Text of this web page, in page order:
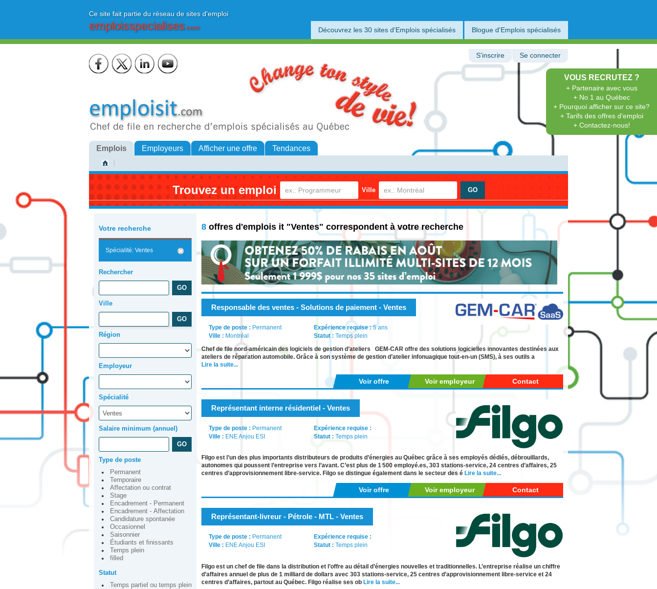
Ce site fait partie du réseau de sites d'emploi
emploisspecialises.com Découvrez les 30 sites d'Emplois spécialisés Blogue d'Emplois spécialisés
VOUS RECRUTEZ ?
+ Partenaire avec vous
+ No 1 au Québec
+ Pourquoi afficher sur ce site?
+ Tarifs des offres d'emploi
+ Contactez-nous!
S'inscrire Se connecter
Emplois Employeurs Afficher une offre Tendances
Trouvez un emploi Ville
Votre recherche
Spécialité: Ventes
Rechercher
Ville
Région
Employeur
Spécialité
Salaire minimum (annuel)
Type de poste
Permanent
Temporaire
Affectation ou contrat
Stage
Encadrement - Permanent
Encadrement - Affectation
Candidature spontanée
Occasionnel
Saisonnier
Étudiants et finissants
Temps plein
filled
Statut
Temps partiel ou temps plein
8 offres d'emplois it "Ventes" correspondent à votre recherche
Responsable des ventes - Solutions de paiement - Ventes
Type de poste : Permanent
Ville : Montréal
Expérience requise :5 ans
Statut : Temps plein
Chef de file nord-américain des logiciels de gestion d’ateliers GEM-CAR offre des solutions logicielles innovantes destinées aux
ateliers de réparation automobile. Grâce à son système de gestion d’atelier infonuagique tout-en-un (SMS), à ses outils a
Lire la suite...
Voir offre Voir employeur Contact
Représentant interne résidentiel - Ventes
Type de poste : Permanent
Ville : ENE Anjou ESI
Expérience requise :
Statut : Temps plein
Filgo est l’un des plus importants distributeurs de produits d’énergies au Québec grâce à ses employés dédiés, débrouillards,
autonomes qui poussent l’entreprise vers l’avant. C’est plus de 1 500 employé.es, 303 stations-service, 24 centres d’affaires, 25
centres d’approvisionnement libre-service. Filgo se distingue également dans le secteur des é Lire la suite...
Voir offre Voir employeur Contact
Représentant-livreur - Pétrole - MTL - Ventes
Type de poste : Permanent
Ville : ENE Anjou ESI
Expérience requise :
Statut : Temps plein
Filgo est un chef de file dans la distribution et l’offre au détail d’énergies nouvelles et traditionnelles. L’entreprise réalise un chiffre
d’affaires annuel de plus de 1 milliard de dollars avec 303 stations-service, 25 centres d’approvisionnement libre-service et 24
centres d’affaires, partout au Québec. Filgo réalise ses ob Lire la suite...